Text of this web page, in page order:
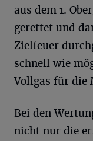
aus dem 1.
gerettet und
Zielfeuer
schnell wie
Vollgas für die
Bei den
nicht nur die